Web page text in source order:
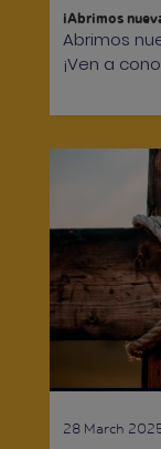
¡Abrimos
Abrimos
¡Ven a
28 March